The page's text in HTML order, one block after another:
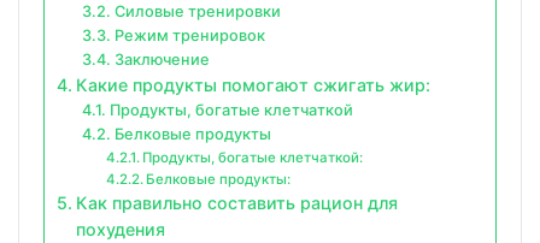
Силовые тренировки
Режим тренировок
Заключение
Какие продукты помогают сжигать жир:
Продукты, богатые клетчаткой
Белковые продукты
Продукты, богатые клетчаткой:
Белковые продукты:
Как правильно составить рацион для
похудения